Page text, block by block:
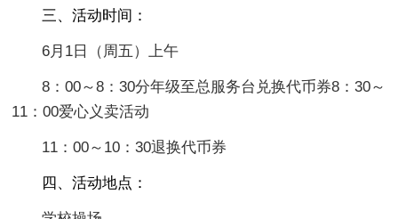
三、活动时间：
6月1日（周五）上午
8：00～8：30分年级至总服务台兑换代币券8：30～
11：00爱心义卖活动
11：00～10：30退换代币券
四、活动地点：